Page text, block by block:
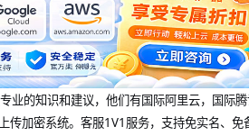
业的知识和建议，他们有国际阿里云，国际
传加密系统。客服1V1服务，支持免实名、免